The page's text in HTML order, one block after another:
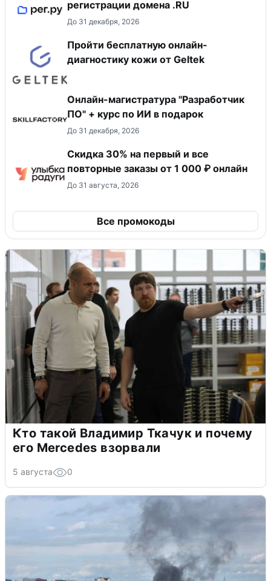
регистрации домена .RU
До 31 декабря, 2026
Пройти бесплатную онлайн-
диагностику кожи от Geltek
Онлайн-магистратура "Разработчик
ПО" + курс по ИИ в подарок
До 31 декабря, 2026
Скидка 30% на первый и все
повторные заказы от 1 000 ₽ онлайн
До 31 августа, 2026
Все промокоды
Кто такой Владимир Ткачук и почему
его Mercedes взорвали
5 августа 0